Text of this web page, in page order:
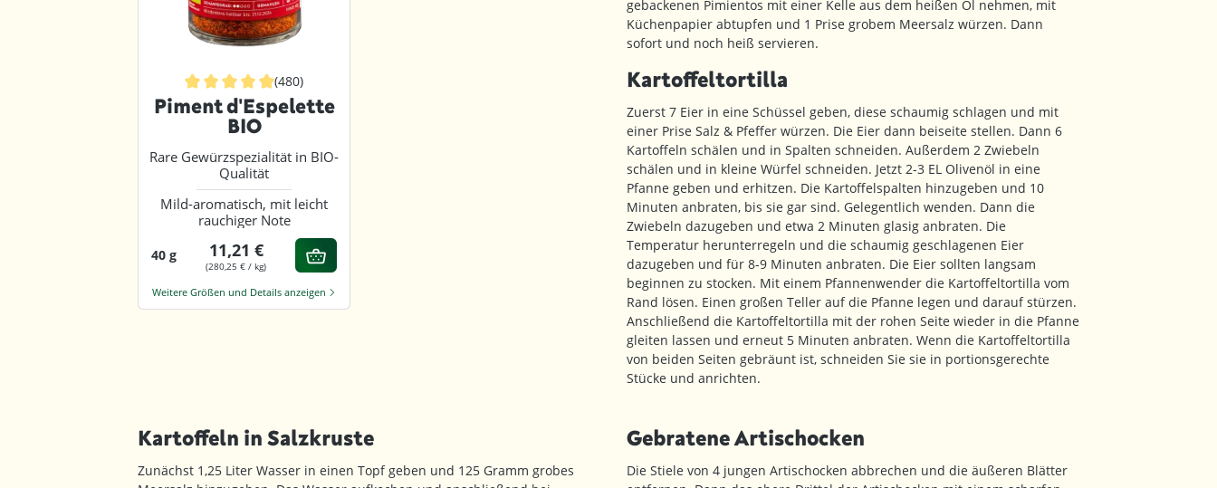
Durchschnittliche Bewertung von 4.9 von 5 Sternen
(480)
Piment d'Espelette
BIO
Rare Gewürzspezialität in BIO-
Qualität
Mild-aromatisch, mit leicht
rauchiger Note
40 g 11,21 €
(280,25 € / kg)
Weitere Größen und Details anzeigen
gebackenen Pimientos mit einer Kelle aus dem heißen Öl nehmen, mit
Küchenpapier abtupfen und 1 Prise grobem Meersalz würzen. Dann
sofort und noch heiß servieren.
Kartoffeltortilla
Zuerst 7 Eier in eine Schüssel geben, diese schaumig schlagen und mit
einer Prise Salz & Pfeffer würzen. Die Eier dann beiseite stellen. Dann 6
Kartoffeln schälen und in Spalten schneiden. Außerdem 2 Zwiebeln
schälen und in kleine Würfel schneiden. Jetzt 2-3 EL Olivenöl in eine
Pfanne geben und erhitzen. Die Kartoffelspalten hinzugeben und 10
Minuten anbraten, bis sie gar sind. Gelegentlich wenden. Dann die
Zwiebeln dazugeben und etwa 2 Minuten glasig anbraten. Die
Temperatur herunterregeln und die schaumig geschlagenen Eier
dazugeben und für 8-9 Minuten anbraten. Die Eier sollten langsam
beginnen zu stocken. Mit einem Pfannenwender die Kartoffeltortilla vom
Rand lösen. Einen großen Teller auf die Pfanne legen und darauf stürzen.
Anschließend die Kartoffeltortilla mit der rohen Seite wieder in die Pfanne
gleiten lassen und erneut 5 Minuten anbraten. Wenn die Kartoffeltortilla
von beiden Seiten gebräunt ist, schneiden Sie sie in portionsgerechte
Stücke und anrichten.
Kartoffeln in Salzkruste
Zunächst 1,25 Liter Wasser in einen Topf geben und 125 Gramm grobes
Gebratene Artischocken
Die Stiele von 4 jungen Artischocken abbrechen und die äußeren Blätter